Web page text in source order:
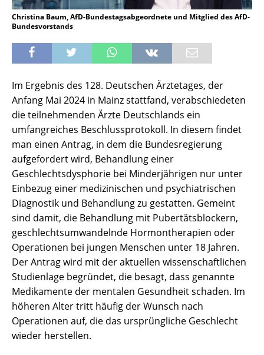
Christina Baum, AfD-Bundestagsabgeordnete und Mitglied des AfD-
Bundesvorstands
Im Ergebnis des 128. Deutschen Ärztetages, der
Anfang Mai 2024 in Mainz stattfand, verabschiedeten
die teilnehmenden Ärzte Deutschlands ein
umfangreiches Beschlussprotokoll. In diesem findet
man einen Antrag, in dem die Bundesregierung
aufgefordert wird, Behandlung einer
Geschlechtsdysphorie bei Minderjährigen nur unter
Einbezug einer medizinischen und psychiatrischen
Diagnostik und Behandlung zu gestatten. Gemeint
sind damit, die Behandlung mit Pubertätsblockern,
geschlechtsumwandelnde Hormontherapien oder
Operationen bei jungen Menschen unter 18 Jahren.
Der Antrag wird mit der aktuellen wissenschaftlichen
Studienlage begründet, die besagt, dass genannte
Medikamente der mentalen Gesundheit schaden. Im
höheren Alter tritt häufig der Wunsch nach
Operationen auf, die das ursprüngliche Geschlecht
wieder herstellen.